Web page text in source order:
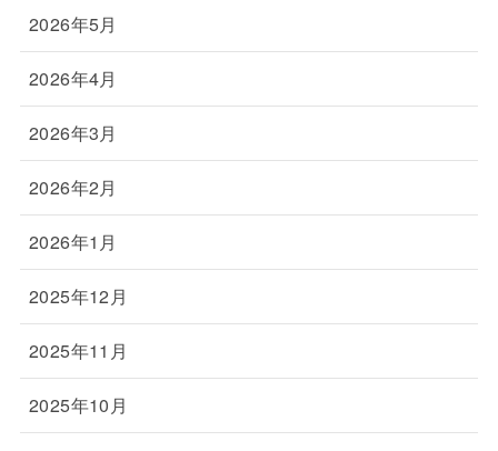
2026年5月
2026年4月
2026年3月
2026年2月
2026年1月
2025年12月
2025年11月
2025年10月